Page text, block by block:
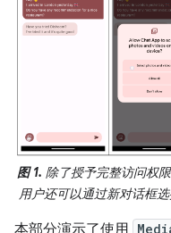
图 1. 除了授予完整访问权
用户还可以通过新对话框